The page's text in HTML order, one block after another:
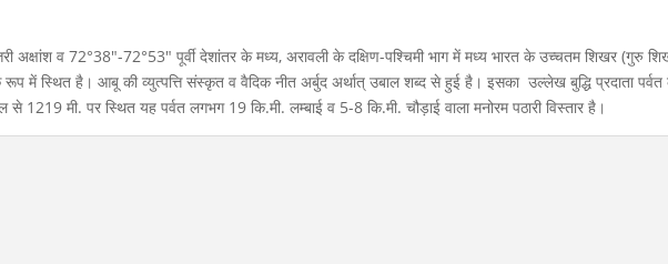
अक्षांश व 72°38″-72°53″ पूर्वी देशांतर के मध्य, अरावली के दक्षिण-पश्चिमी भाग में मध्य भारत के उच्चतम शिखर (गुरु
में स्थित है। आबू की व्युत्पत्ति संस्कृत व वैदिक नीत अर्बुद अर्थात् उबाल शब्द से हुई है। इसका उल्लेख बुद्धि प्रदाता
1219 मी. पर स्थित यह पर्वत लगभग 19 कि.मी. लम्बाई व 5-8 कि.मी. चौड़ाई वाला मनोरम पठारी विस्तार है।